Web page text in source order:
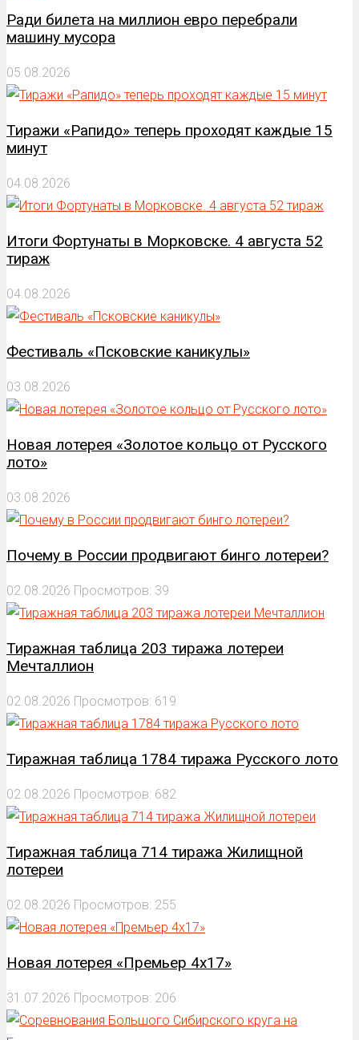
Ради билета на миллион евро перебрали
машину мусора
05.08.2026
Тиражи «Рапидо» теперь проходят каждые 15
минут
04.08.2026
Итоги Фортунаты в Морковске. 4 августа 52
тираж
04.08.2026
Фестиваль «Псковские каникулы»
03.08.2026
Новая лотерея «Золотое кольцо от Русского
лото»
03.08.2026
Почему в России продвигают бинго лотереи?
02.08.2026 Просмотров: 39
Тиражная таблица 203 тиража лотереи
Мечталлион
02.08.2026 Просмотров: 619
Тиражная таблица 1784 тиража Русского лото
02.08.2026 Просмотров: 682
Тиражная таблица 714 тиража Жилищной
лотереи
02.08.2026 Просмотров: 255
Новая лотерея «Премьер 4х17»
31.07.2026 Просмотров: 206